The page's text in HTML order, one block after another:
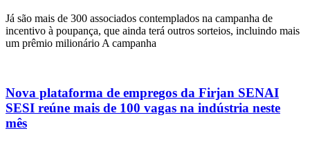
Já são mais de 300 associados contemplados na campanha de
incentivo à poupança, que ainda terá outros sorteios, incluindo mais
um prêmio milionário A campanha
Nova plataforma de empregos da Firjan SENAI
SESI reúne mais de 100 vagas na indústria neste
mês